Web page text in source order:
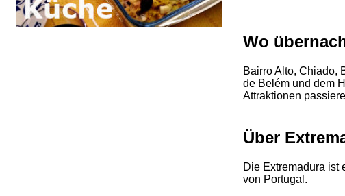
Wo
Bairro Alto, Chiado,
de Belém und dem
Attraktionen
Über
Die Extremadura ist
von Portugal.